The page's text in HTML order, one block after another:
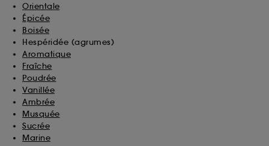
Orientale
Épicée
Boisée
Hespéridée (agrumes)
Aromatique
Fraîche
Poudrée
Vanillée
Ambrée
Musquée
Sucrée
Marine